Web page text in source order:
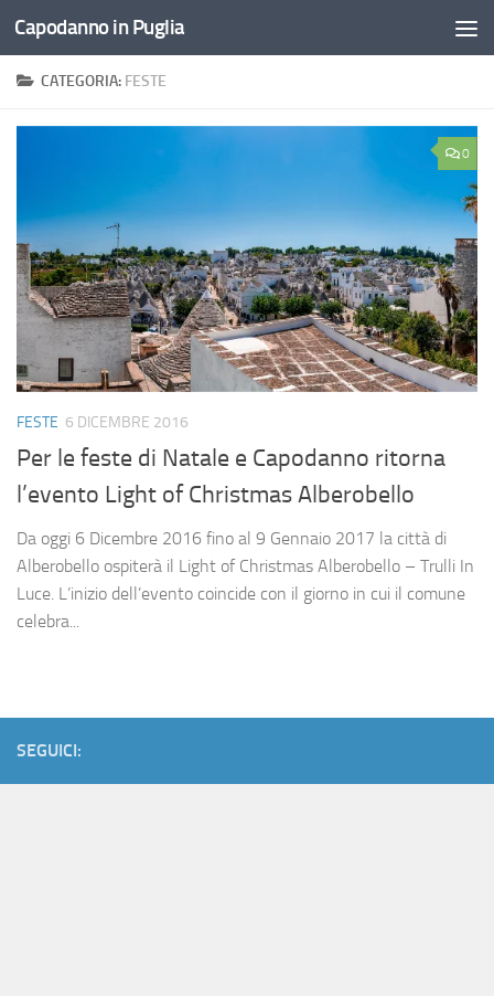
Salta al contenuto
Capodanno in Puglia
CATEGORIA: FESTE
0
FESTE 6 DICEMBRE 2016
Per le feste di Natale e Capodanno ritorna
l’evento Light of Christmas Alberobello
Da oggi 6 Dicembre 2016 fino al 9 Gennaio 2017 la città di
Alberobello ospiterà il Light of Christmas Alberobello – Trulli In
Luce. L’inizio dell’evento coincide con il giorno in cui il comune
celebra...
SEGUICI: